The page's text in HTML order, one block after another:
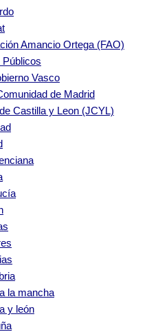
Amancio Ortega (FAO)
Vasco
de Madrid
Castilla y Leon (JCYL)
la mancha
y león